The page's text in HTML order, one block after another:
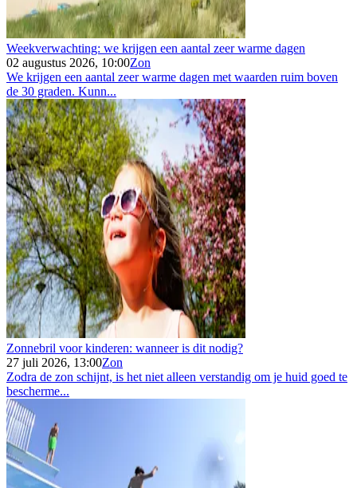
Weekverwachting: we krijgen een aantal zeer warme dagen
02 augustus 2026, 10:00Zon
We krijgen een aantal zeer warme dagen met waarden ruim boven
de 30 graden. Kunn...
Zonnebril voor kinderen: wanneer is dit nodig?
27 juli 2026, 13:00Zon
Zodra de zon schijnt, is het niet alleen verstandig om je huid goed te
bescherme...